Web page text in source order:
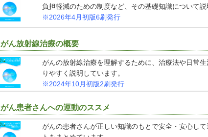
負担軽減のための制度など、その基礎知識について
※2026年4月初版6刷発行
がん放射線治療の概要
がんの放射線治療を理解するために、治療法や日常
りやすく説明しています。
※2024年10月初版2刷発行
がん患者さんへの運動のススメ
がんの患者さんが正しい知識のもとで安全・安心し